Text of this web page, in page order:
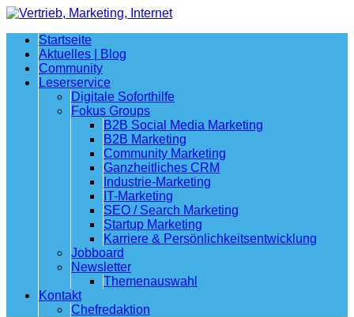
Startseite
Aktuelles | Blog
Community
Leserservice
Digitale Soforthilfe
Fokus Groups
B2B Social Media Marketing
B2B Marketing
Community Marketing
Ganzheitliches CRM
Industrie-Marketing
IT-Marketing
SEO / Search Marketing
Startup Marketing
Karriere & Persönlichkeitsentwicklung
Jobboard
Newsletter
Themenauswahl
Kontakt
Chefredaktion